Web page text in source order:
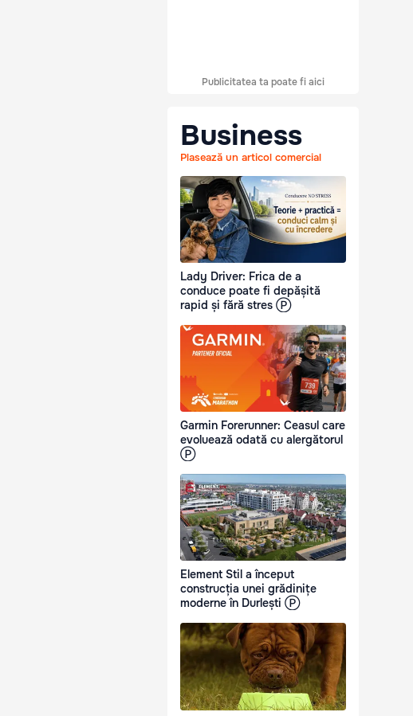
Publicitatea ta poate fi aici
Business
Plasează un articol comercial
Lady Driver: Frica de a
conduce poate fi depășită
rapid și fără stres Ⓟ
Garmin Forerunner: Ceasul care
evoluează odată cu alergătorul
Ⓟ
Element Stil a început
construcția unei grădinițe
moderne în Durlești Ⓟ